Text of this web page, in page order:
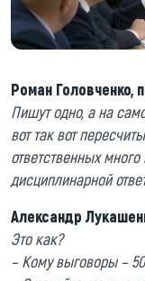
Роман Головченко,
Пишут одно, а на
вот так вот
ответственных
дисциплинарной
Александр
Это как?
– Кому выговоры –